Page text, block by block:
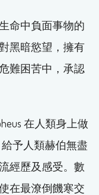
命中負面事物的
黑暗慾望，擁有
難困苦中，承認
在人類身上做
給予人類赫伯無盡
經歷及感受。數
在最潦倒饑寒交